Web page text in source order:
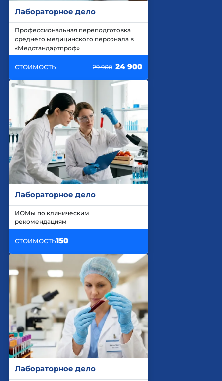
Лабораторное дело
Профессиональная переподготовка
среднего медицинского персонала в
«Медстандартпроф»
СТОИМОСТЬ 29 900 24 900
Лабораторное дело
ИОМы по клиническим
рекомендациям
СТОИМОСТЬ150
Лабораторное дело